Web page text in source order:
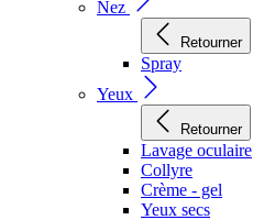
Nez
Retourner
Spray
Yeux
Retourner
Lavage oculaire
Collyre
Crème - gel
Yeux secs